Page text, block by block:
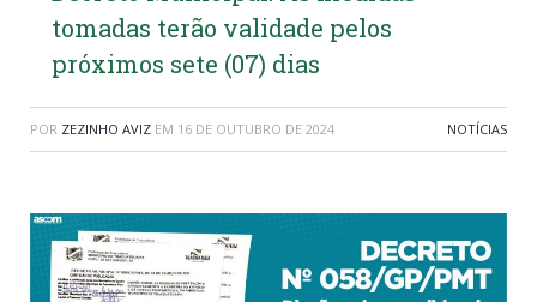
tomadas terão validade pelos
próximos sete (07) dias
POR ZEZINHO AVIZ EM 16 DE OUTUBRO DE 2024 NOTÍCIAS